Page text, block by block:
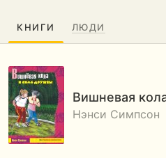
КНИГИ ЛЮДИ
Вишневая
Нэнси Симпсон